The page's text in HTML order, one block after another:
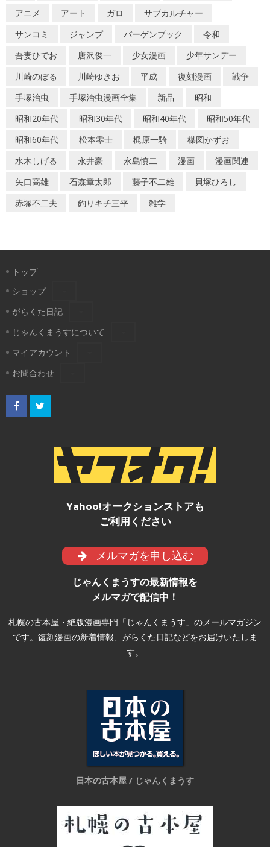
アニメ
アート ガロ
サブカルチャー
サンコミ
ジャンプ バーゲンブック
令和
吾妻ひでお
唐沢俊一 少女漫画
少年サンデー
川崎のぼる
川崎ゆきお 平成 復刻漫画
戦争
手塚治虫
手塚治虫漫画全集 新品
昭和
昭和20年代
昭和30年代 昭和40年代
昭和50年代
昭和60年代
松本零士 梶原一騎
楳図かずお
水木しげる
永井豪 永島慎二 漫画
漫画関連
矢口高雄
石森章太郎 藤子不二雄
貝塚ひろし
赤塚不二夫
釣りキチ三平 雑学
トップ
ショップ
がらくた日記
じゃんくまうすについて
マイアカウント
お問合わせ
Yahoo!オークションストアも
ご利用ください
メルマガを申し込む
じゃんくまうすの最新情報を
メルマガで配信中！
札幌の古本屋・絶版漫画専門「じゃんくまうす」のメールマガジン
です。復刻漫画の新着情報、がらくた日記などをお届けいたしま
す。
日本の古本屋 / じゃんくまうす